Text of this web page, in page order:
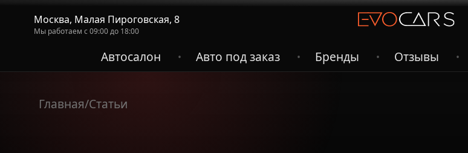
Москва, Малая Пироговская, 8
Мы работаем с 09:00 до 18:00
Автосалон
• Авто под заказ • Бренды • Отзывы •
Главная/Статьи